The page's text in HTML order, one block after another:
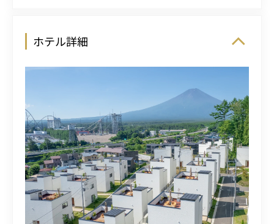
ホテル詳細